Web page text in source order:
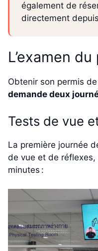
également de
directement
L’examen
Obtenir son permis
demande deux
Tests de vue
La première journée
de vue et de réflexes,
minutes :